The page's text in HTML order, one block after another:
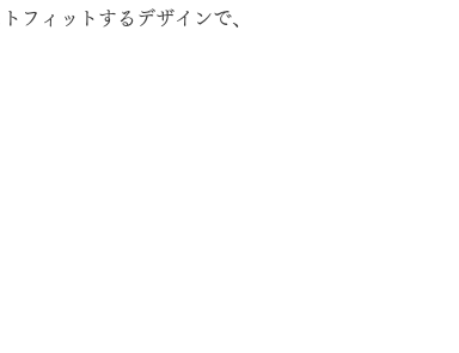
フィットするデザインで、